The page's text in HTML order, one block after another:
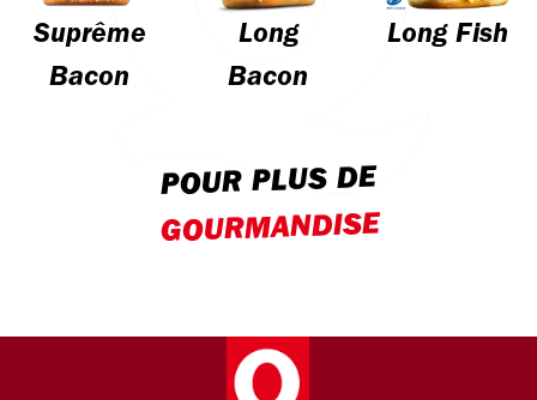
Suprême
Bacon
Long
Bacon
Long Fish
POUR PLUS DE
GOURMANDISE